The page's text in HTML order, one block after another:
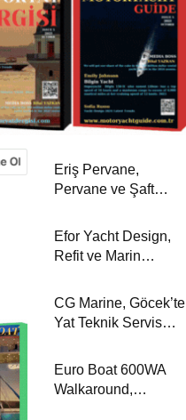
Eriş Pervane,
Pervane ve Şaft
Uzmanlığıyla Yat
Dergisi’nde
Efor Yacht Design,
Refit ve Marin
Çözümleriyle Yat
Dergisi’nde
CG Marine, Göcek’te
Yat Teknik Servis
Dergisi’nde
Euro Boat 600WA
Walkaround,